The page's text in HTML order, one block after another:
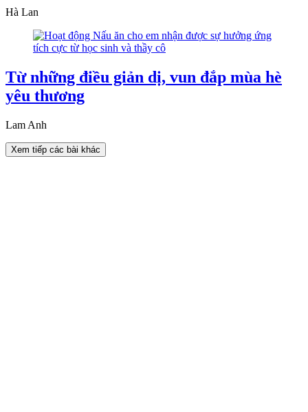
Hà Lan
Từ những điều giản dị, vun đắp mùa hè
yêu thương
Lam Anh
Xem tiếp các bài khác